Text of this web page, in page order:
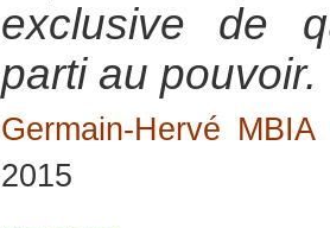
exclusive de
parti au pouvoir.
Germain-Hervé MBIA
2015